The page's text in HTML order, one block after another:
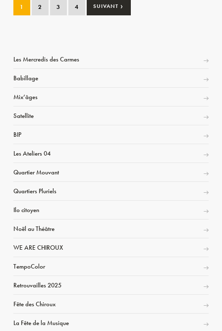
1 2 3 4 SUIVANT ›
Les Mercredis des Carmes
Babillage
Mix’âges
Satellite
BIP
Les Ateliers 04
Quartier Mouvant
Quartiers Pluriels
Ilo citoyen
Noël au Théâtre
WE ARE CHIROUX
TempoColor
Retrouvailles 2025
Fête des Chiroux
La Fête de la Musique